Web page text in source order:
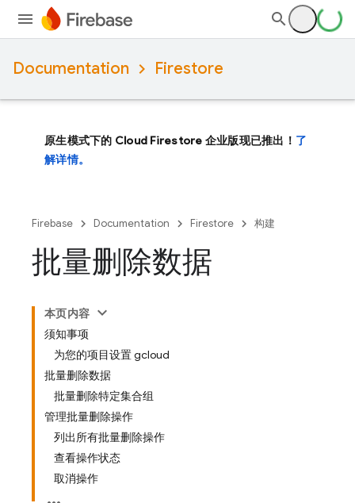
Documentation Firestore
原生模式下的 Cloud Firestore 企业版现已推出！ 了
解详情。
Firebase Documentation Firestore 构建
批量删除数据
本页内容
须知事项
为您的项目设置 gcloud
批量删除数据
批量删除特定集合组
管理批量删除操作
列出所有批量删除操作
查看操作状态
取消操作